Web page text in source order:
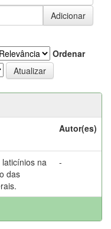
Ordenar
Autor(es)
na
das
-